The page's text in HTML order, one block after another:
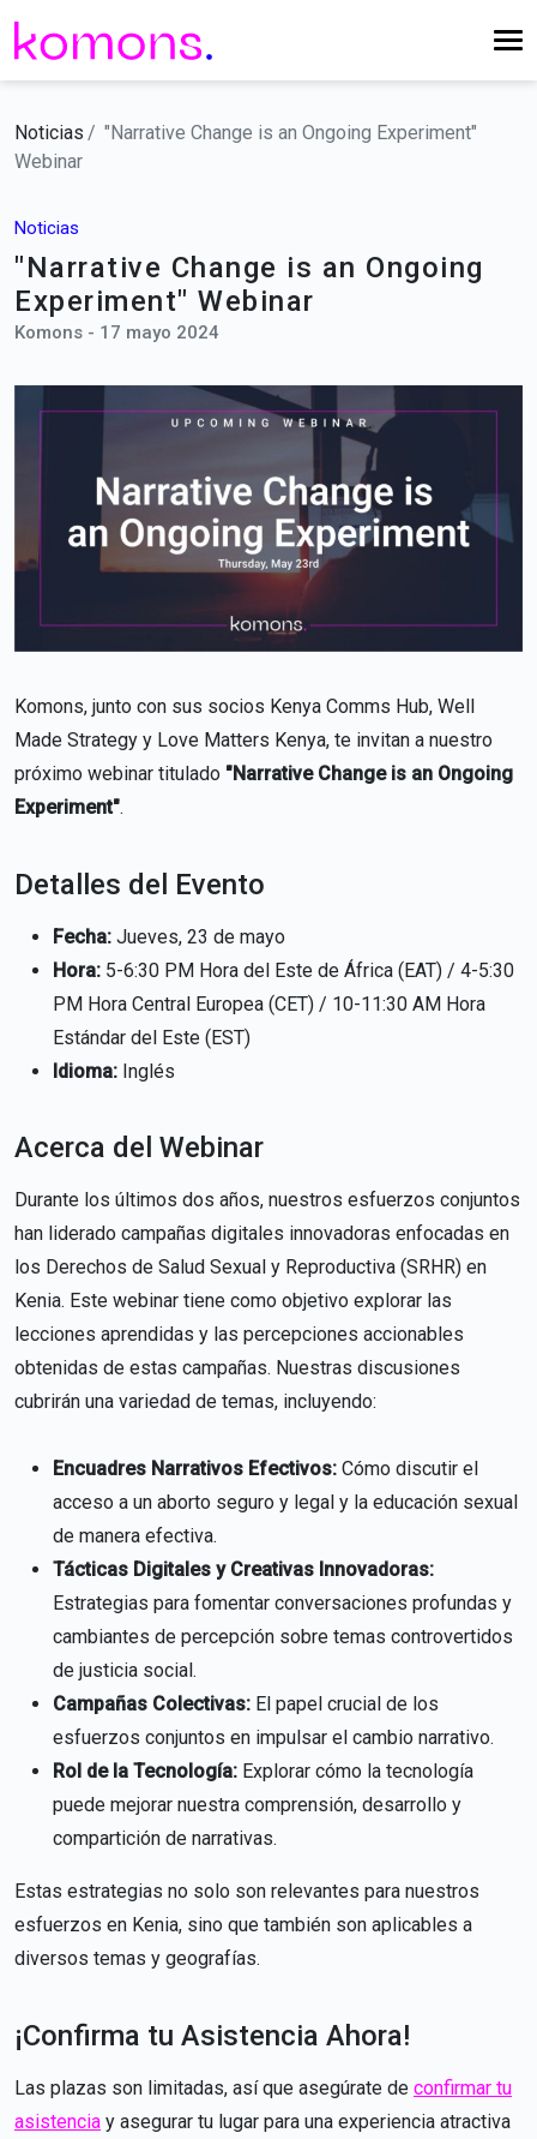
Noticias
"Narrative Change is an Ongoing Experiment"
Webinar
Noticias
"Narrative Change is an Ongoing
Experiment" Webinar
Komons - 17 mayo 2024
Komons, junto con sus socios Kenya Comms Hub, Well
Made Strategy y Love Matters Kenya, te invitan a nuestro
próximo webinar titulado "Narrative Change is an Ongoing
Experiment".
Detalles del Evento
Fecha: Jueves, 23 de mayo
Hora: 5-6:30 PM Hora del Este de África (EAT) / 4-5:30
PM Hora Central Europea (CET) / 10-11:30 AM Hora
Estándar del Este (EST)
Idioma: Inglés
Acerca del Webinar
Durante los últimos dos años, nuestros esfuerzos conjuntos
han liderado campañas digitales innovadoras enfocadas en
los Derechos de Salud Sexual y Reproductiva (SRHR) en
Kenia. Este webinar tiene como objetivo explorar las
lecciones aprendidas y las percepciones accionables
obtenidas de estas campañas. Nuestras discusiones
cubrirán una variedad de temas, incluyendo:
Encuadres Narrativos Efectivos: Cómo discutir el
acceso a un aborto seguro y legal y la educación sexual
de manera efectiva.
Tácticas Digitales y Creativas Innovadoras:
Estrategias para fomentar conversaciones profundas y
cambiantes de percepción sobre temas controvertidos
de justicia social.
Campañas Colectivas: El papel crucial de los
esfuerzos conjuntos en impulsar el cambio narrativo.
Rol de la Tecnología: Explorar cómo la tecnología
puede mejorar nuestra comprensión, desarrollo y
compartición de narrativas.
Estas estrategias no solo son relevantes para nuestros
esfuerzos en Kenia, sino que también son aplicables a
diversos temas y geografías.
¡Confirma tu Asistencia Ahora!
Las plazas son limitadas, así que asegúrate de confirmar tu
asistencia y asegurar tu lugar para una experiencia atractiva